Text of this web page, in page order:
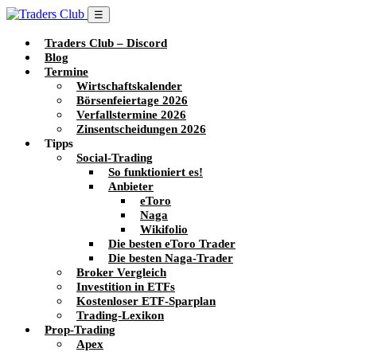
☰
Traders Club – Discord
Blog
Termine
Wirtschaftskalender
Börsenfeiertage 2026
Verfallstermine 2026
Zinsentscheidungen 2026
Tipps
Social-Trading
So funktioniert es!
Anbieter
eToro
Naga
Wikifolio
Die besten eToro Trader
Die besten Naga-Trader
Broker Vergleich
Investition in ETFs
Kostenloser ETF-Sparplan
Trading-Lexikon
Prop-Trading
Apex